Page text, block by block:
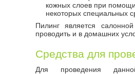
кожных слоев при
некоторых специальных
Пилинг является
проводить и в домашних
Средства для
Для проведения